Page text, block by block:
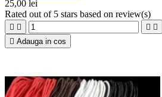
25,00 lei
Rated out of 5 stars based on review(s)
   
 Adauga in cos